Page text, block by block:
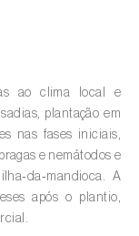
sativa)
ao clima local e
plantação em
nas fases iniciais,
e nemátodos e
A
após o plantio,